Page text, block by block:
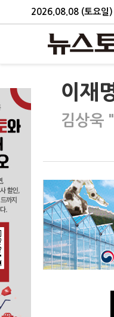
2026.08.08 (토요일)
이재
김상욱